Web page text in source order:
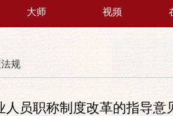
大师 视频
规
员职称制度改革的指导意